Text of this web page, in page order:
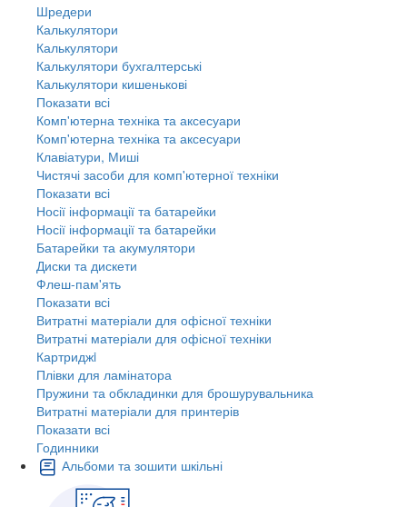
Шредери
Калькулятори
Калькулятори
Калькулятори бухгалтерські
Калькулятори кишенькові
Показати всі
Комп'ютерна техніка та аксесуари
Комп'ютерна техніка та аксесуари
Клавіатури, Миші
Чистячі засоби для комп'ютерної техніки
Показати всі
Носії інформації та батарейки
Носії інформації та батарейки
Батарейки та акумулятори
Диски та дискети
Флеш-пам'ять
Показати всі
Витратні матеріали для офісної техніки
Витратні матеріали для офісної техніки
Картриджi
Плівки для ламінатора
Пружини та обкладинки для брошурувальника
Витратні матеріали для принтерів
Показати всі
Годинники
Альбоми та зошити шкільні